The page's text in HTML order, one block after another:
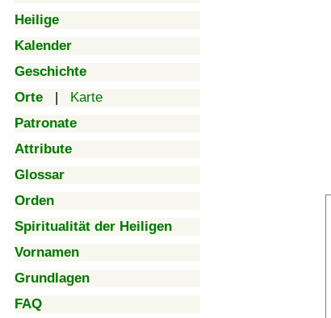
Heilige
Kalender
Geschichte
Orte | Karte
Patronate
Attribute
Glossar
Orden
Spiritualität der Heiligen
Vornamen
Grundlagen
FAQ